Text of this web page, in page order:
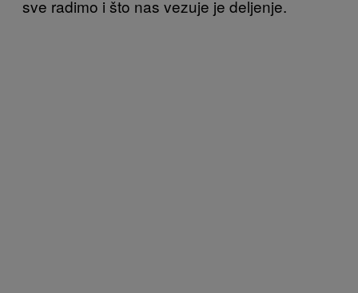
sve radimo i što nas vezuje je deljenje.